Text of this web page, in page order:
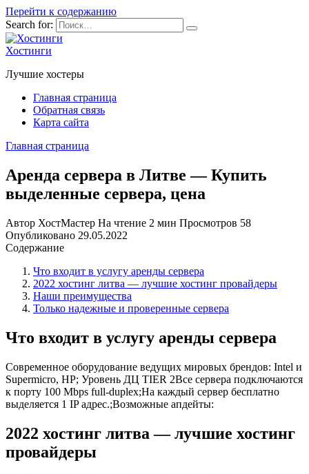
Перейти к содержанию
Search for:
Хостинги
Лучшие хостеры
Главная страница
Обратная связь
Карта сайта
Главная страница
Аренда сервера в Литве — Купить
выделенные сервера, цена
Автор ХостМастер На чтение 2 мин Просмотров 58
Опубликовано 29.05.2022
Содержание
Что входит в услугу аренды сервера
2022 хостинг литва — лучшие хостинг провайдеры
Наши преимущества
Только надежные и проверенные сервера
Что входит в услугу аренды сервера
Современное оборудование ведущих мировых брендов: Intel и
Supermicro, HP; Уровень ДЦ TIER 2Все сервера подключаются
к порту 100 Mbps full-duplex;На каждый сервер бесплатно
выделяется 1 IP адрес.;Возможные апдейты:
2022 хостинг литва — лучшие хостинг
провайдеры